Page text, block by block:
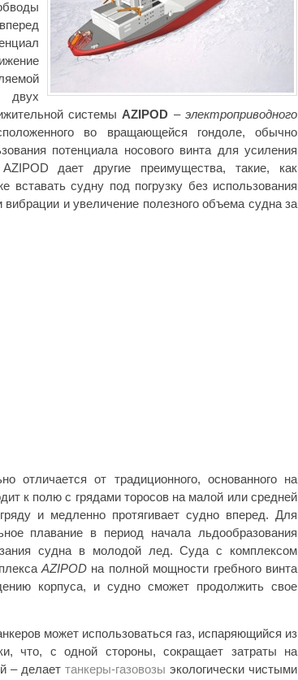
двух
системы AZIPOD –электроприводного
во вращающейся гондоле, обычно
потенциала носового винта для усиления
дает другие преимущества, такие, как
судну под погрузку без использования
и увеличение полезного объема судна за
отличается от традиционного, основанного на
к полю с грядами торосов на малой или средней
и медленно протягивает судно вперед. Для
плавание в период начала льдообразования
судна в молодой лед. Суда с комплексом
AZIPODна полной мощности гребного винта
корпуса, и судно сможет продолжить свое
может использоваться газ, испаряющийся из
что, с одной стороны, сокращает затраты на
– делаеттанкеры-газовозы экологически чистыми